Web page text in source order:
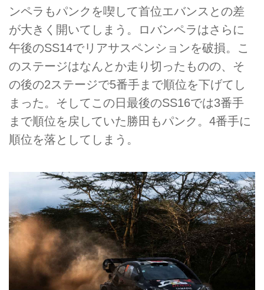
ンペラもパンクを喫して首位エバンスとの差
が大きく開いてしまう。ロバンペラはさらに
午後のSS14でリアサスペンションを破損。こ
のステージはなんとか走り切ったものの、そ
の後の2ステージで5番手まで順位を下げてし
まった。そしてこの日最後のSS16では3番手
まで順位を戻していた勝田もパンク。4番手に
順位を落としてしまう。